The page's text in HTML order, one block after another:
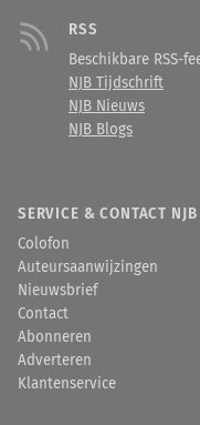
RSS
Beschikbare RSS-
NJB Tijdschrift
NJB Nieuws
NJB Blogs
SERVICE & CONTACT NJB
Colofon
Auteursaanwijzingen
Nieuwsbrief
Contact
Abonneren
Adverteren
Klantenservice